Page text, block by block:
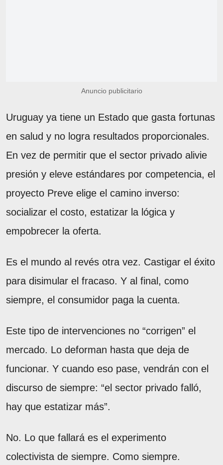
Anuncio publicitario
Uruguay ya tiene un Estado que gasta fortunas
en salud y no logra resultados proporcionales.
En vez de permitir que el sector privado alivie
presión y eleve estándares por competencia, el
proyecto Preve elige el camino inverso:
socializar el costo, estatizar la lógica y
empobrecer la oferta.
Es el mundo al revés otra vez. Castigar el éxito
para disimular el fracaso. Y al final, como
siempre, el consumidor paga la cuenta.
Este tipo de intervenciones no “corrigen” el
mercado. Lo deforman hasta que deja de
funcionar. Y cuando eso pase, vendrán con el
discurso de siempre: “el sector privado falló,
hay que estatizar más”.
No. Lo que fallará es el experimento
colectivista de siempre. Como siempre.